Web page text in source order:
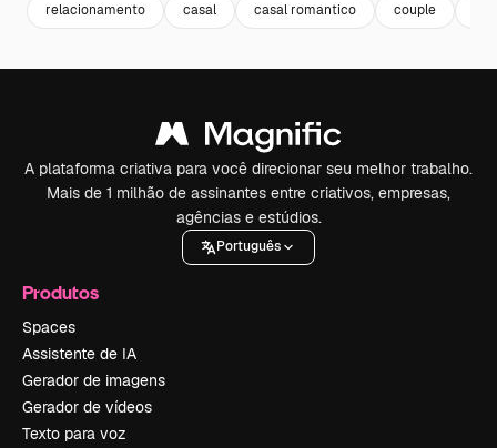
relacionamento casal casal romantico couple
A plataforma criativa para você direcionar seu melhor trabalho.
Mais de 1 milhão de assinantes entre criativos, empresas,
agências e estúdios.
Português
Produtos
Spaces
Assistente de IA
Gerador de imagens
Gerador de vídeos
Texto para voz